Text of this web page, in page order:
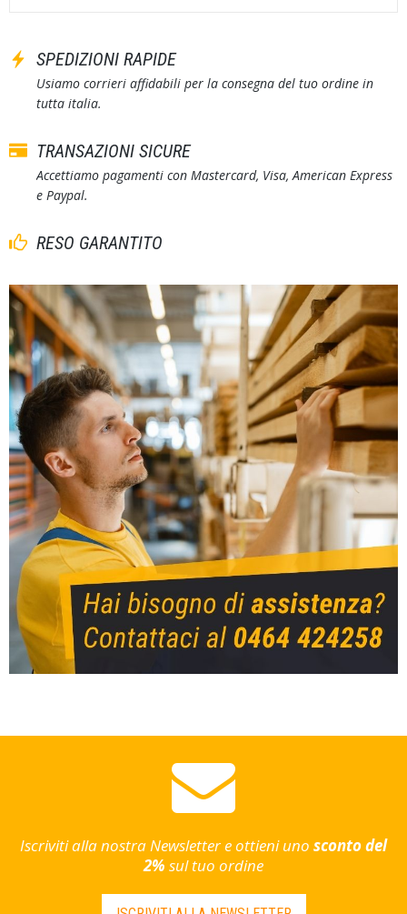
SPEDIZIONI RAPIDE
Usiamo corrieri affidabili per la consegna del tuo ordine in
tutta italia.
TRANSAZIONI SICURE
Accettiamo pagamenti con Mastercard, Visa, American Express
e Paypal.
RESO GARANTITO
Iscriviti alla nostra Newsletter e ottieni uno sconto del
2% sul tuo ordine